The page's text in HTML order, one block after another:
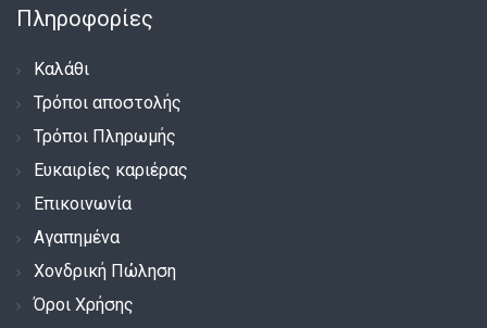
Πληροφορίες
Καλάθι
Τρόποι αποστολής
Τρόποι Πληρωμής
Ευκαιρίες καριέρας
Επικοινωνία
Αγαπημένα
Χονδρική Πώληση
Όροι Χρήσης